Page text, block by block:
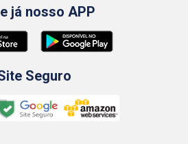
já nosso APP
Seguro